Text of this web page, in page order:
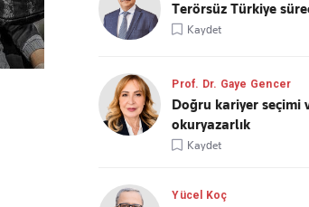
Terörsüz Türkiye
Kaydet
Prof. Dr. Gaye Gencer
Doğru kariyer seçimi
okuryazarlık
Kaydet
Yücel Koç